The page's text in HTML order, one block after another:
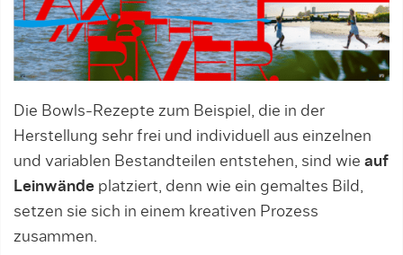
Die Bowls-Rezepte zum Beispiel, die in der
Herstellung sehr frei und individuell aus einzelnen
und variablen Bestandteilen entstehen, sind wie auf
Leinwände platziert, denn wie ein gemaltes Bild,
setzen sie sich in einem kreativen Prozess
zusammen.